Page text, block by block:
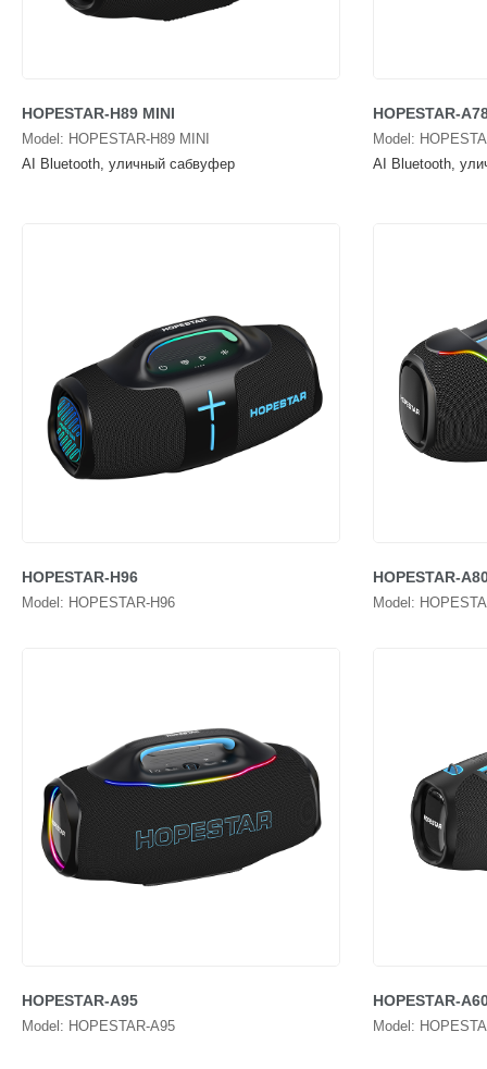
HOPESTAR-H89 MINI
Model: HOPESTAR-H89 MINI
AI Bluetooth, уличный сабвуфер
HOPESTAR-
Model:
AI Bluetooth,
HOPESTAR-H96
Model: HOPESTAR-H96
HOPESTAR-
Model:
HOPESTAR-A95
Model: HOPESTAR-A95
HOPESTAR-
Model: